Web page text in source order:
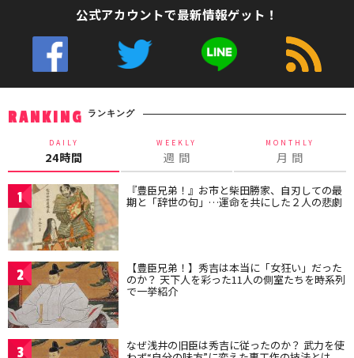
公式アカウントで最新情報ゲット！
RANKING ランキング
DAILY
24時間
WEEKLY
週 間
MONTHLY
月 間
1 『豊臣兄弟！』お市と柴田勝家、自刃しての最
期と「辞世の句」…運命を共にした２人の悲劇
2 【豊臣兄弟！】秀吉は本当に「女狂い」だった
のか？ 天下人を彩った11人の側室たちを時系列
で一挙紹介
3 なぜ浅井の旧臣は秀吉に従ったのか？ 武力を使